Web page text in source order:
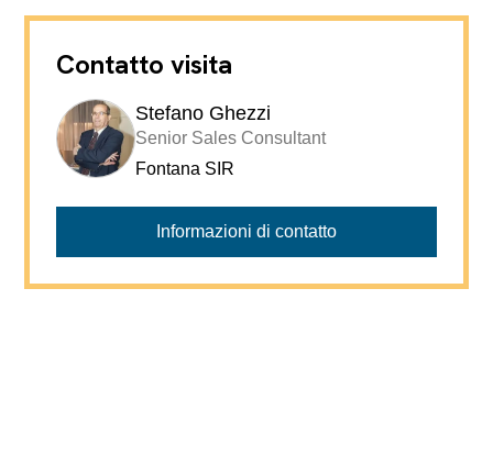
Contatto visita
Stefano Ghezzi
Senior Sales Consultant
Fontana SIR
Informazioni di contatto